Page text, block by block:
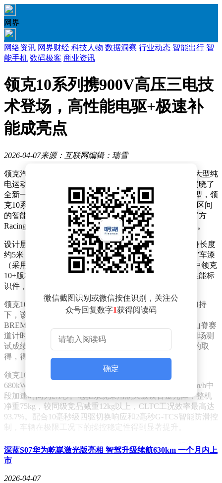
网界
网络资讯 网界财经 科技人物 数据洞察 行业动态 智能出行 智
能手机 数码极客 商业资讯
领克10系列携900V高压三电技
术登场，高性能电驱+极速补
能成亮点
2026-04-07来源：互联网编辑：瑞雪
领克汽车在近日举办的发布会上，正式推出旗下首款中大型纯
电运动轿车——领克10及其高性能版本领克10+，同时揭晓了
全新一代三电技术架构。作为品牌纯电产品线的旗舰车型，领
克10系列以双版本策略切入市场，标准版主打20-23万元区间
的智能运动体验，而领克10+则以25万元级定位，通过官方
Racing Package性能套件强化赛道基因，满足高性能需求。
设计层面，领克10系列延续The Next Day设计语言，车身长度
约5米，轴距达3米级，宽高比为1.34。新车提供“赛影蓝”车漆
（采用高反射铝粉晶耀工艺）和“暗影红”内饰配色，其中领克
10+版本标配驭风可调碳纤维尾翼、黄色四活塞卡钳等性能标
识件，进一步凸显运动属性。
领克10+的核心亮点在于其赛道表现。在官方性能套件加持
下，该车型搭载可调碳纤维大尾翼、21英寸锻造轮毂及
BREMBO竞技刹车系统，以1分40秒14的成绩完成亚洲山脊赛
道计时挑战，官方宣称这一数据超越保时捷Taycan GT同场测
试成绩，斩获“亚洲山脊赛道圈速第一”称号。这一成绩的取
得，得益于领克全新高性能电驱系统的支持。
领克10+搭载前后双永磁同步电机，综合最大功率达
680kW（925马力），官方零百加速仅需3.2秒，80-120km/h中
段加速时间为2.1秒。电驱系统采用航天级镁合金壳体，整机
净重75kg，较同级竞品减重12kg以上，CLTC工况效率最高达
93.7%。配合10毫秒级四驱切换响应和2毫秒G-TCS智能防滑控
制，车辆在极限工况下的操控稳定性得到显著提升。
在补能技术方面，领克10系列提供两种电池规格：标准版配备
800V 77kWh神盾金砖电池，充电倍率5.5C，10.5分钟可完成
10%-80%补能；高配版搭载900V 95kWh神盾金砖电池，CLTC
续航最高达816km。基于V4超充桩，900V版本可实现“1秒极
微信截图识别或微信按住识别，关注公
众号回复数字1获得阅读码
确定
深蓝S07华为乾崑激光版亮相 智驾升级续航630km 一个月内上
市
2026-04-07